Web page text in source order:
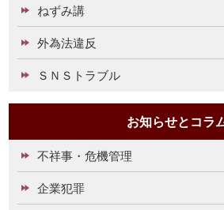
ねずみ講
外為法違反
ＳＮＳトラブル
お知らせとコラ
不祥事・危機管理
企業犯罪